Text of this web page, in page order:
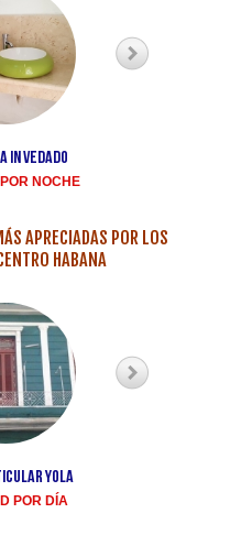
in Vedado
NOCHE
APRECIADAS POR LOS
HABANA
Yola
POR DÍA